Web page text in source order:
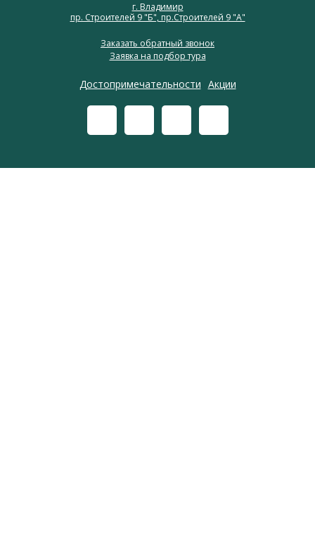
Достопримечательности Акции
г. Владимир
пр. Строителей 9 "Б", пр.Строителей 9 "А"
Заказать обратный звонок
Заявка на подбор тура